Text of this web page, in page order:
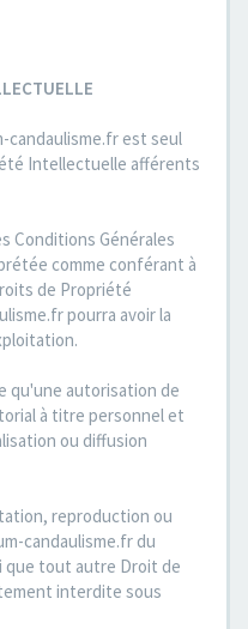
est seul
Intellectuelle afférents
Conditions Générales
comme conférant à
de Propriété
pourra avoir la
qu'une autorisation de
à titre personnel et
ou diffusion
reproduction ou
candaulisme.fr du
que tout autre Droit de
interdite sous